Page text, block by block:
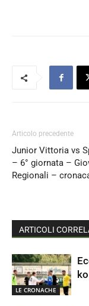
Articolo precedente
Junior Vittoria vs
– 6° giornata –
Regionali –
ARTICOLI
LE CRONACHE